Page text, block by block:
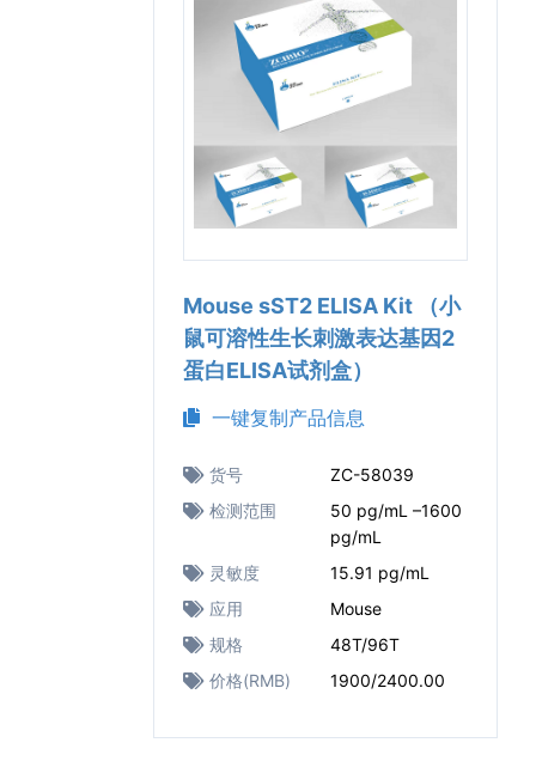
Mouse sST2 ELISA Kit （小
鼠可溶性生长刺激表达基因2
蛋白ELISA试剂盒）
一键复制产品信息
货号
ZC-58039
检测范围
50 pg/mL –1600
pg/mL
灵敏度
15.91 pg/mL
应用
Mouse
规格
48T/96T
价格(RMB)
1900/2400.00